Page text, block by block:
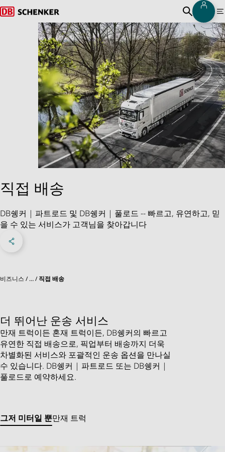
홈페이지로 돌아가기 오픈소스
로그
직접 배송
DB쉥커 | 파트로드 및 DB쉥커 | 풀로드 -- 빠르고, 유연하고, 믿
을 수 있는 서비스가 고객님을 찾아갑니다
소셜 네트워크 메뉴
비즈니스 … 직접 배송
더 뛰어난 운송 서비스
만재 트럭이든 혼재 트럭이든, DB쉥커의 빠르고
유연한 직접 배송으로, 픽업부터 배송까지 더욱
차별화된 서비스와 포괄적인 운송 옵션을 만나실
수 있습니다. DB쉥커 | 파트로드 또는 DB쉥커 |
풀로드로 예약하세요.
그저 미터일 뿐만재 트럭